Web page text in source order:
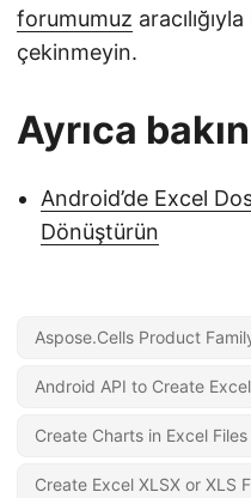
forumumuz
çekinmeyin.
Ayrıca
Android’de Excel
Dönüştürün
Aspose.Cells Product
Android API to Create
Create Charts in Excel
Create Excel XLSX or XLS